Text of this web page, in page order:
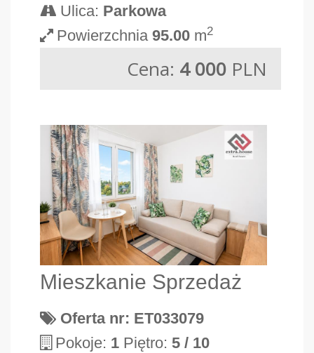
Ulica: Parkowa
Powierzchnia95.00 m2
Cena: 4 000 PLN
Mieszkanie Sprzedaż
Oferta nr: ET033079
Pokoje: 1 Piętro:5 / 10